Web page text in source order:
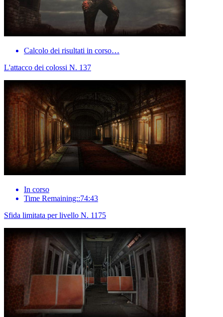
Calcolo dei risultati in corso…
L'attacco dei colossi N. 137
In corso
Time Remaining::74:43
Sfida limitata per livello N. 1175